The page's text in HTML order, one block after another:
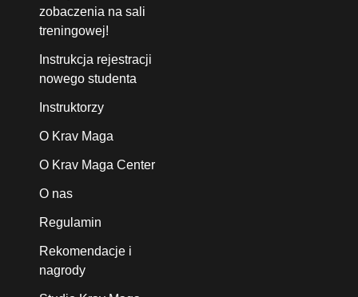
zobaczenia na sali
treningowej!
Instrukcja rejestracji
nowego studenta
Instruktorzy
O Krav Maga
O Krav Maga Center
O nas
Regulamin
Rekomendacje i
nagrody